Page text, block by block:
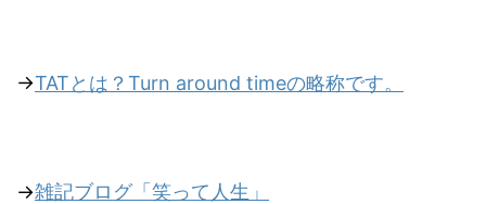
→TATとは？Turn around timeの略称です。
→雑記ブログ「笑って人生」